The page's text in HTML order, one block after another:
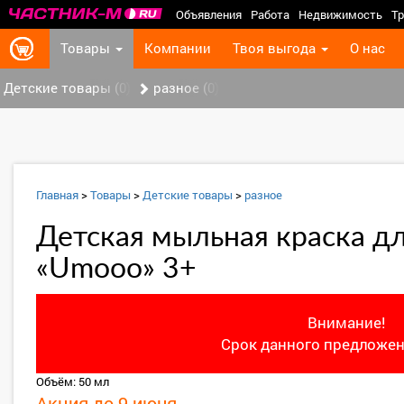
Объявления Работа Недвижимость
Товары Компании Твоя выгода О нас
Детские товары (0) разное (0)
Главная>Товары >Детские товары > разное
Детская мыльная краска
«Umooo» 3+
Внимание!
Срок данного
Объём: 50 мл